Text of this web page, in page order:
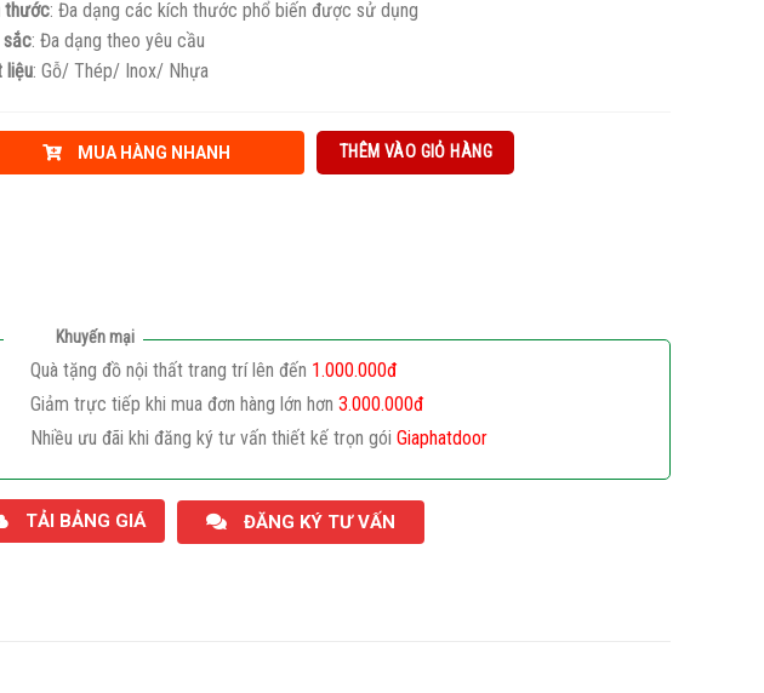
thước: Đa dạng các kích thước phổ biến được sử dụng
sắc: Đa dạng theo yêu cầu
liệu: Gỗ/ Thép/ Inox/ Nhựa
MUA HÀNG NHANH THÊM VÀO GIỎ HÀNG
Khuyến mại
Quà tặng đồ nội thất trang trí lên đến 1.000.000đ
Giảm trực tiếp khi mua đơn hàng lớn hơn 3.000.000đ
Nhiều ưu đãi khi đăng ký tư vấn thiết kế trọn gói Giaphatdoor
TẢI BẢNG GIÁ ĐĂNG KÝ TƯ VẤN